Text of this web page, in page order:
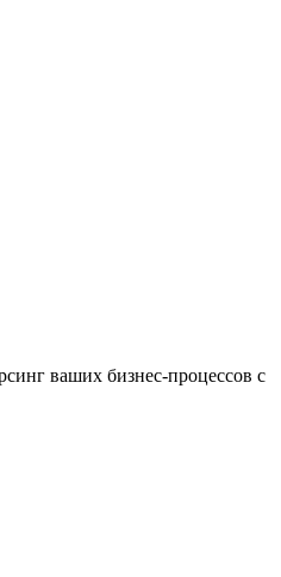
ваших бизнес-процессов с